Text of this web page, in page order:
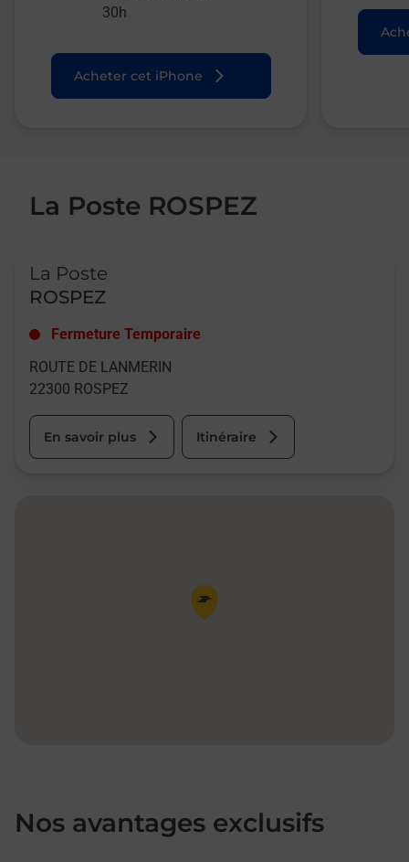
30h
Acheter cet iPhone
La Poste ROSPEZ
La Poste
ROSPEZ
Fermeture Temporaire
ROUTE DE LANMERIN
22300 ROSPEZ
En savoir plus Itinéraire
Pin de la carte
Nos avantages exclusifs